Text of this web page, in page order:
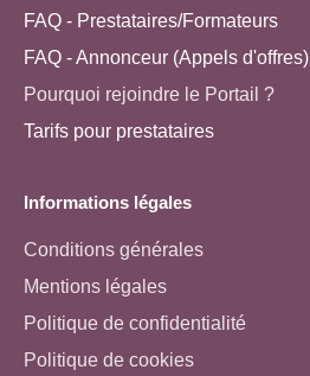
FAQ - Prestataires/Formateurs
FAQ - Annonceur (Appels d'offres)
Pourquoi rejoindre le Portail ?
Tarifs pour prestataires
Informations légales
Conditions générales
Mentions légales
Politique de confidentialité
Politique de cookies